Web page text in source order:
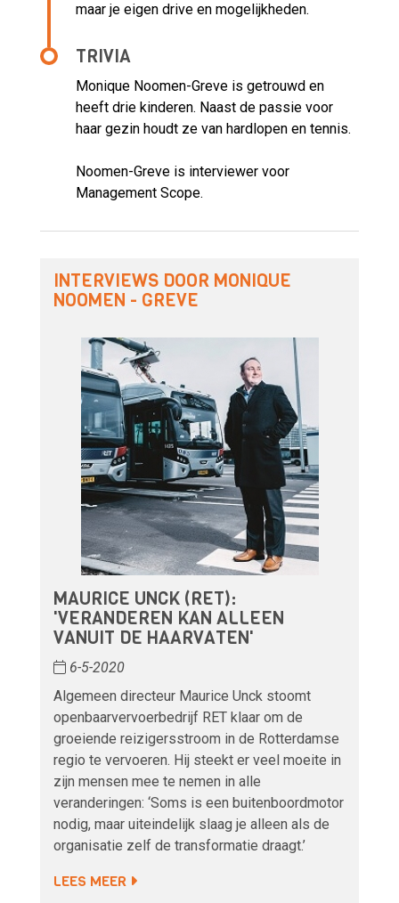
maar je eigen drive en mogelijkheden.
TRIVIA
Monique Noomen-Greve is getrouwd en
heeft drie kinderen. Naast de passie voor
haar gezin houdt ze van hardlopen en tennis.
Noomen-Greve is interviewer voor
Management Scope.
INTERVIEWS DOOR MONIQUE
NOOMEN - GREVE
MAURICE UNCK (RET):
'VERANDEREN KAN ALLEEN
VANUIT DE HAARVATEN'
6-5-2020
Algemeen directeur Maurice Unck stoomt
openbaarvervoerbedrijf RET klaar om de
groeiende reizigersstroom in de Rotterdamse
regio te vervoeren. Hij steekt er veel moeite in
zijn mensen mee te nemen in alle
veranderingen: ‘Soms is een buitenboordmotor
nodig, maar uiteindelijk slaag je alleen als de
organisatie zelf de transformatie draagt.’
LEES MEER